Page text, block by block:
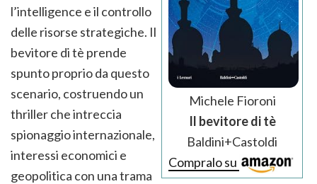
Michele Fioroni
Il bevitore di tè
Baldini+Castoldi
Compralo su
l’intelligence e il controllo
delle risorse strategiche. Il
bevitore di tè prende
spunto proprio da questo
scenario, costruendo un
thriller che intreccia
spionaggio internazionale,
interessi economici e
geopolitica con una trama